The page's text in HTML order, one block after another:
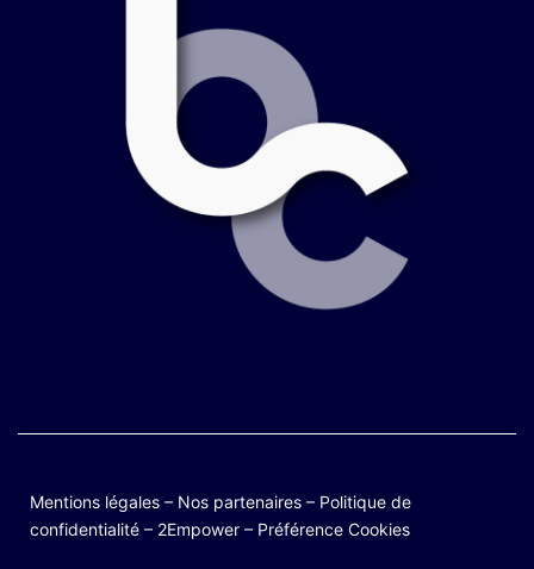
Mentions légales – Nos partenaires – Politique de
confidentialité – 2Empower – Préférence Cookies